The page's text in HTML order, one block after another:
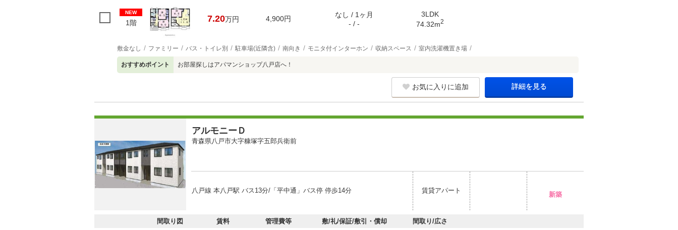
NEW
1階 7.20万円 4,900円
なし / 1ヶ月
- / -
3LDK
74.32m2
敷金なし ファミリー バス・トイレ別 駐車場(近隣含) 南向き モニタ付インターホン 収納スペース 室内洗濯機置き場
おすすめポイント お部屋探しはアパマンショップ八戸店へ！
お気に入りに追加 詳細を見る
アルモニーＤ
青森県八戸市大字糠塚字五郎兵衛前
八戸線 本八戸駅 バス13分/「平中通」バス停 停歩14分 賃貸アパート
新築
間取り図 賃料 管理費等 敷/礼/保証/敷引・償却 間取り/広さ